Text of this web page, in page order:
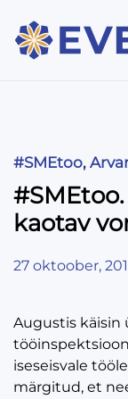
#SMEtoo,
kaotav
27 oktoober,
Augustis käisin
iseseisvale
märgitud, et